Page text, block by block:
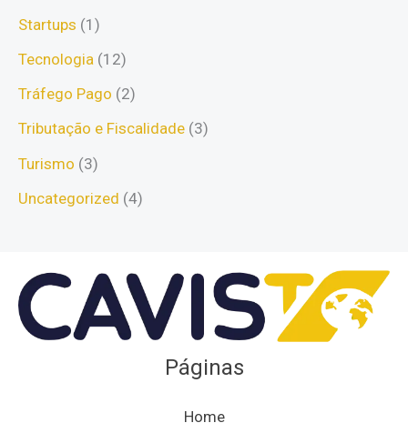
Startups (1)
Tecnologia (12)
Tráfego Pago (2)
Tributação e Fiscalidade (3)
Turismo (3)
Uncategorized (4)
Páginas
Home